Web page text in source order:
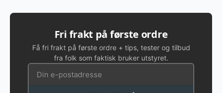
Fri frakt på første ordre
Få fri frakt på første ordre + tips, tester og tilbud
fra folk som faktisk bruker utstyret.